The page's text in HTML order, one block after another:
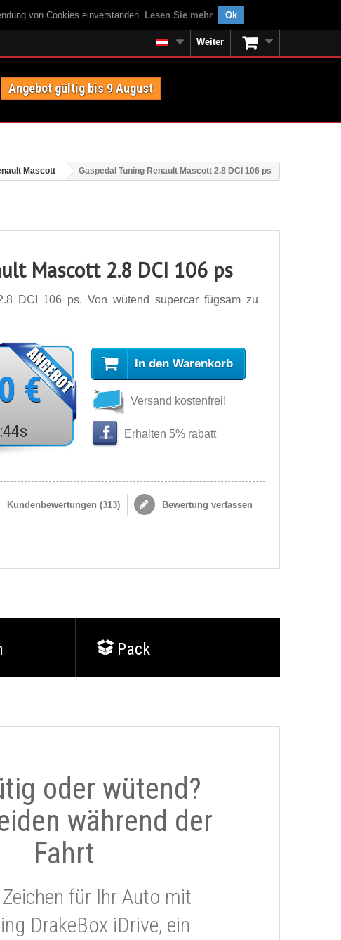
von Cookies einverstanden. Lesen Sie mehr. Ok
Weiter
Angebot gültig bis 9 August
Mascott Gaspedal Tuning Renault Mascott 2.8 DCI 106 ps
Mascott 2.8 DCI 106 ps
DCI 106 ps. Von wütend supercar fügsam zu
€
:42s
In den Warenkorb
Versand kostenfrei!
Erhalten 5% rabatt
Kundenbewertungen (313) Bewertung verfassen
Pack
oder wütend?
während der
Fahrt
für Ihr Auto mit
DrakeBox iDrive, ein